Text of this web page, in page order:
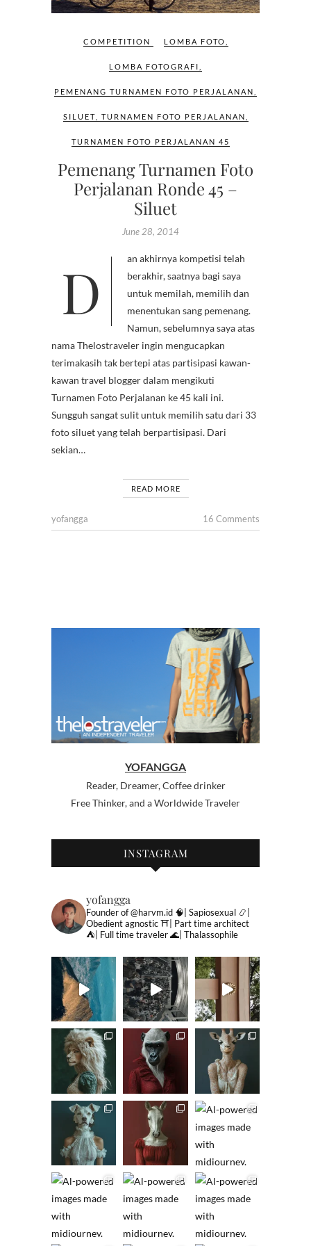
COMPETITION LOMBA FOTO
LOMBA FOTOGRAFI
PEMENANG TURNAMEN FOTO PERJALANAN
SILUET TURNAMEN FOTO PERJALANAN
TURNAMEN FOTO PERJALANAN 45
Pemenang Turnamen Foto
Perjalanan Ronde 45 –
Siluet
June 28, 2014
Dan akhirnya kompetisi telah
berakhir, saatnya bagi saya
untuk memilah, memilih dan
menentukan sang pemenang.
Namun, sebelumnya saya atas
nama Thelostraveler ingin mengucapkan
terimakasih tak bertepi atas partisipasi kawan-
kawan travel blogger dalam mengikuti
Turnamen Foto Perjalanan ke 45 kali ini.
Sungguh sangat sulit untuk memilih satu dari 33
foto siluet yang telah berpartisipasi. Dari
sekian…
READ MORE
yofangga 16 Comments
YOFANGGA
Reader, Dreamer, Coffee drinker
Free Thinker, and a Worldwide Traveler
INSTAGRAM
yofangga
Founder of @harvm.id 🧠| Sapiosexual 📿|
Obedient agnostic⛩| Part time architect
⛺️| Full time traveler🌊| Thalassophile